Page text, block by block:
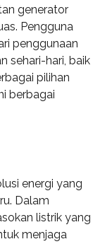
generator
Pengguna
penggunaan
sehari-hari, baik
pilihan
berbagai
energi yang
Dalam
listrik yang
menjaga